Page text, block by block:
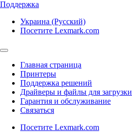
Поддержка
Украина (Русский)
Посетите Lexmark.com
Главная страница
Принтеры
Поддержка решений
Драйверы и файлы для загрузки
Гарантия и обслуживание
Связаться
Посетите Lexmark.com